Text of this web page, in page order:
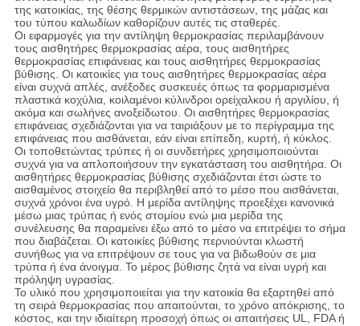
της κατοικίας, της θέσης θερμικών αντιστάσεων, της μάζας και
του τύπου καλωδίων καθορίζουν αυτές τις σταθερές.
Οι εφαρμογές για την αντίληψη θερμοκρασίας περιλαμβάνουν
τους αισθητήρες θερμοκρασίας αέρα, τους αισθητήρες
θερμοκρασίας επιφάνειας και τους αισθητήρες θερμοκρασίας
βύθισης. Οι κατοικίες για τους αισθητήρες θερμοκρασίας αέρα
είναι συχνά απλές, ανέξοδες συσκευές όπως τα φορμαρισμένα
πλαστικά κοχύλια, κοιλαμένοι κύλινδροι ορείχαλκου ή αργιλίου, ή
ακόμα και σωλήνες ανοξείδωτου. Οι αισθητήρες θερμοκρασίας
επιφάνειας σχεδιάζονται για να ταιριάξουν με το περίγραμμα της
επιφάνειας που αισθάνεται, εάν είναι επίπεδη, κυρτή, ή κύκλος.
Οι τοποθετώντας τρύπες ή οι συνδετήρες χρησιμοποιούνται
συχνά για να απλοποιήσουν την εγκατάσταση του αισθητήρα. Οι
αισθητήρες θερμοκρασίας βύθισης σχεδιάζονται έτσι ώστε το
αισθαμένος στοιχείο θα περιβληθεί από το μέσο που αισθάνεται,
συχνά χρόνοι ένα υγρό. Η μερίδα αντίληψης προεξέχει κανονικά
μέσω μιας τρύπας ή ενός στομίου ενώ μια μερίδα της
συνέλευσης θα παραμείνει έξω από το μέσο να επιτρέψει το σήμα
που διαβάζεται. Οι κατοικίες βύθισης περνιούνται κλωστή
συνήθως για να επιτρέψουν σε τους για να βιδωθούν σε μια
τρύπα ή ένα άνοιγμα. Το μέρος βύθισης ζητά να είναι υγρή και
πρόληψη υγρασίας.
Το υλικό που χρησιμοποιείται για την κατοικία θα εξαρτηθεί από
τη σειρά θερμοκρασίας που απαιτούνται, το χρόνο απόκρισης, το
κόστος, και την ιδιαίτερη προσοχή όπως οι απαιτήσεις UL, FDA ή